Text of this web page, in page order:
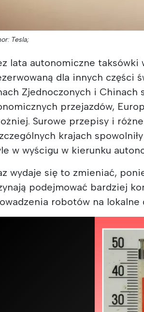
Tesla;
lata autonomiczne taksówki
dla innych części
Zjednoczonych i Chinach
przejazdów,
Surowe przepisy i
krajach
w wyścigu w kierunku
wydaje się to zmieniać,
podejmować bardziej
robotów na lokalne